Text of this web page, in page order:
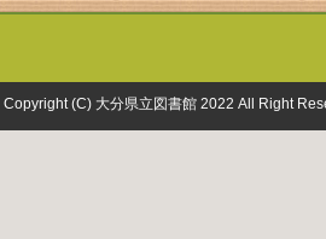
Copyright (C) 大分県立図書館 2022 All Right